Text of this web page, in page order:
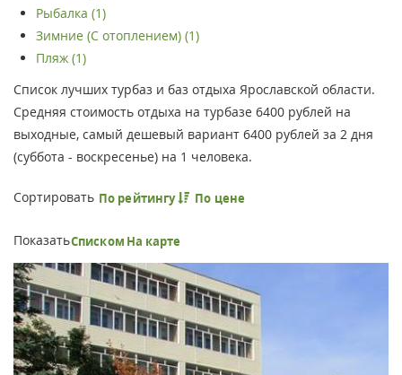
Рыбалка (1)
Зимние (С отоплением) (1)
Пляж (1)
Список лучших турбаз и баз отдыха Ярославской области.
Средняя стоимость отдыха на турбазе 6400 рублей на
выходные, самый дешевый вариант 6400 рублей за 2 дня
(суббота - воскресенье) на 1 человека.
Сортировать По рейтингу По цене
ПоказатьСписком На карте